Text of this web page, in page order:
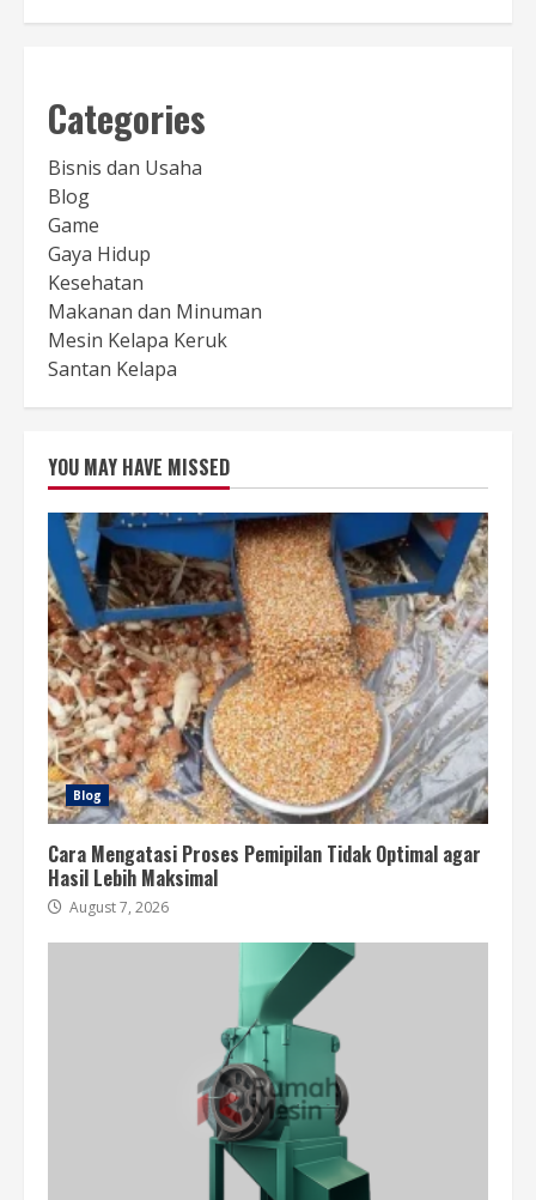
Categories
Bisnis dan Usaha
Blog
Game
Gaya Hidup
Kesehatan
Makanan dan Minuman
Mesin Kelapa Keruk
Santan Kelapa
YOU MAY HAVE MISSED
Blog
Cara Mengatasi Proses Pemipilan Tidak Optimal agar
Hasil Lebih Maksimal
August 7, 2026